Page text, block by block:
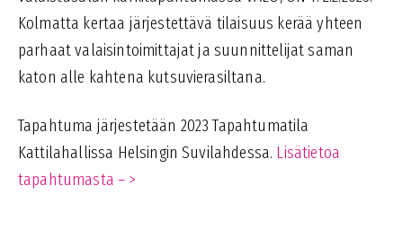
Kolmatta kertaa järjestettävä tilaisuus kerää yhteen
parhaat valaisintoimittajat ja suunnittelijat saman
katon alle kahtena kutsuvierasiltana.
Tapahtuma järjestetään 2023 Tapahtumatila
Kattilahallissa Helsingin Suvilahdessa. Lisätietoa
tapahtumasta – >